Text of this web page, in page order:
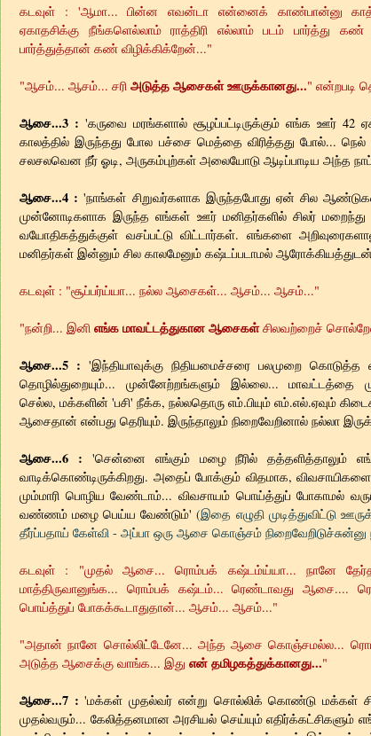
கடவுள் : 'ஆமா... பின்ன எவன்டா என்னைக் காண்பான்னு
ஏகாதசிக்கு நீங்களெல்லாம் ராத்திரி எல்லாம் படம் பார்த்து கண்
பார்த்துத்தான் கண் விழிக்கிக்றேன்..."
"ஆசம்... ஆசம்... சரி அடுத்த ஆசைகள் ஊருக்கானது..." என்றபடி
ஆசை...3 : 'கருவை மரங்களால் சூழப்பட்டிருக்கும் எங்க ஊர் 42
காலத்தில் இருந்தது போல பச்சை மெத்தை விரித்தது போல்...
சலசலவென நீர் ஓடி, அருகம்புற்கள் அலையோடு ஆடிப்பாடிய அந்த
ஆசை...4 : 'நாங்கள் சிறுவர்களாக இருந்தபோது ஏன் சில
முன்னோடிகளாக இருந்த எங்கள் ஊர் மனிதர்களில் சிலர் மறைந்து
வயோதிகத்துக்குள் வசப்பட்டு விட்டார்கள். எங்களை
மனிதர்கள் இன்னும் சில காலமேனும் கஷ்டப்படாமல்
கடவுள் : "சூப்பர்ய்யா... நல்ல ஆசைகள்... ஆசம்... ஆசம்..."
"நன்றி... இனி எங்க மாவட்டத்துகான ஆசைகள்சிலவற்றைச்
ஆசை...5 : 'இந்தியாவுக்கு நிதியமைச்சரை பலமுறை
தொழில்துறையும்... முன்னேற்றங்களும் இல்லை... மாவட்டத்தை
செல்ல, மக்களின் 'பசி' நீக்க, நல்லதொரு எம்.பியும் எம்.எல்.ஏவும்
ஆசைதான் என்பது தெரியும். இருந்தாலும் நிறைவேறினால் நல்லா
ஆசை...6 : 'சென்னை எங்கும் மழை நீரில் தத்தளித்தாலும்
வாடிக்கொண்டிருக்கிறது. அதைப் போக்கும் விதமாக,
மும்மாரி பொழிய வேண்டாம்... விவசாயம் பொய்த்துப் போகாமல்
வண்ணம் மழை பெய்ய வேண்டும்'(இதை எழுதி முடித்துவிட்டு
தீர்ப்பதாய் கேள்வி - அப்பா ஒரு ஆசை கொஞ்சம்
கடவுள் : "முதல் ஆசை... ரொம்பக் கஷ்டம்ய்யா... நானே
மாத்திருவானுங்க... ரொம்பக் கஷ்டம்... ரெண்டாவது ஆசை....
பொய்த்துப் போகக்கூடாதுதான்... ஆசம்... ஆசம்..."
"அதான் நானே சொல்லிட்டேனே... அந்த ஆசை கொஞ்சமல்ல... ரொம்ப
அடுத்த ஆசைக்கு வாங்க... இது என் தமிழகத்துக்கானது..."
ஆசை...7 : 'மக்கள் முதல்வர் என்று சொல்லிக் கொண்டு மக்கள்
முதல்வரும்... கேலித்தனமான அரசியல் செய்யும் எதிர்க்கட்சிகளும்